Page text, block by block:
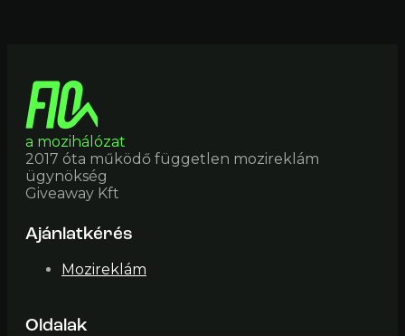
a mozihálózat
2017 óta működő független mozireklám
ügynökség
Giveaway Kft
Ajánlatkérés
Mozireklám
Oldalak